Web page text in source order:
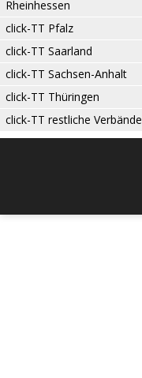
Rheinhessen
click-TT Pfalz
click-TT Saarland
click-TT Sachsen-Anhalt
click-TT Thüringen
click-TT restliche Verbände